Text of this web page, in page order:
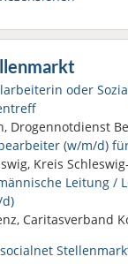
oder
Drogennotdienst
(w/m/d)
Kreis
Leitung /
Caritasverband
socialnet